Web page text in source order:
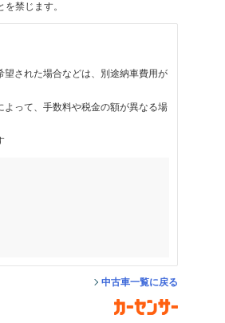
禁じます。
された場合などは、別途納車費用が
って、手数料や税金の額が異なる場
中古車一覧に戻る